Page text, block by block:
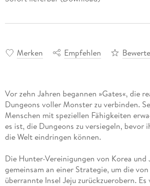
Merken Empfehlen
Vor zehn Jahren begannen »Gates«, die
Dungeons voller Monster zu verbinden.
Menschen mit speziellen Fähigkeiten
es ist, die Dungeons zu versiegeln, bevor
Die Hunter-Vereinigungen von Korea und
gemeinsam an einer Strategie, um die
überrannte Insel Jeju zurückzuerobern.